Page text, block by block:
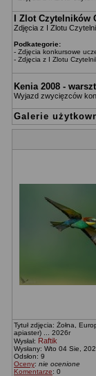
I Zlot Czytelników
Zdjęcia z I Zlotu
Podkategorie:
- Zdjęcia konkursowe
- Zdjęcia z I Zlotu
Kenia 2008 -
Wyjazd zwycięzców
Galerie
Tytuł zdjęcia: Żołna,
apiaster) ... 2026r
Wysłał: Raftik
Wysłany: Wto 04 Sie,
Odsłon: 9
Oceny: nie ocenione
Komentarze: 0